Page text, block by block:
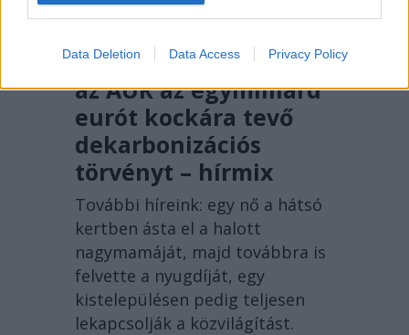
Data Deletion Data Access Privacy Policy
2026. AUGUSZTUS 05., SZERDA
Mégis átverte a PSD és
az AUR az egymilliárd
eurót kockára tevő
dekarbonizációs
törvényt – hírmix
További híreink: egy nő a hátsó
kertben ásta el a halott
nagymamáját, majd továbbra is
felvette a nyugdíját, egy
kistelepülésen pedig teljesen
lekapcsolják a közvilágítást.